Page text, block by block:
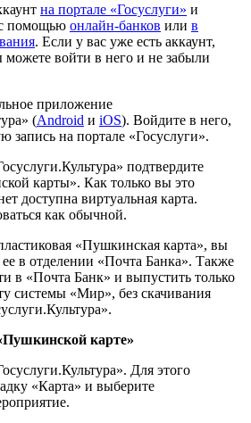
на портале «Госуслуги» и
с помощью онлайн-банков или в
. Если у вас уже есть аккаунт,
можете войти в него и не забыли
приложение
(Android и iOS). Войдите в него,
запись на портале «Госуслуги».
подтвердите
карты». Как только вы это
доступна виртуальная карта.
как обычной.
«Пушкинская карта», вы
в отделении «Почта Банка». Также
в «Почта Банк» и выпустить только
системы «Мир», без скачивания
карте»
Для этого
«Карта» и выберите